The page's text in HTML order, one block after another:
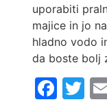
uporabiti
majice in jo
hladno vodo
da boste bolj